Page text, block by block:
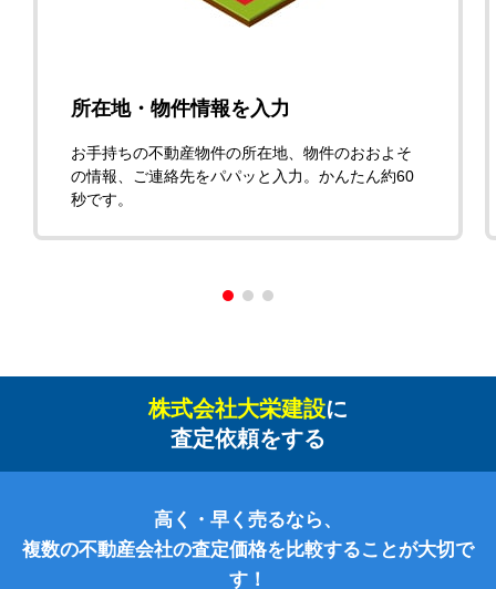
所在地・物件情報を入力
お手持ちの不動産物件の所在地、物件のおおよそ
の情報、ご連絡先をパパッと入力。かんたん約60
秒です。
株式会社大栄建設に
査定依頼をする
高く・早く売るなら、
複数の不動産会社の査定価格を比較することが大切で
す！